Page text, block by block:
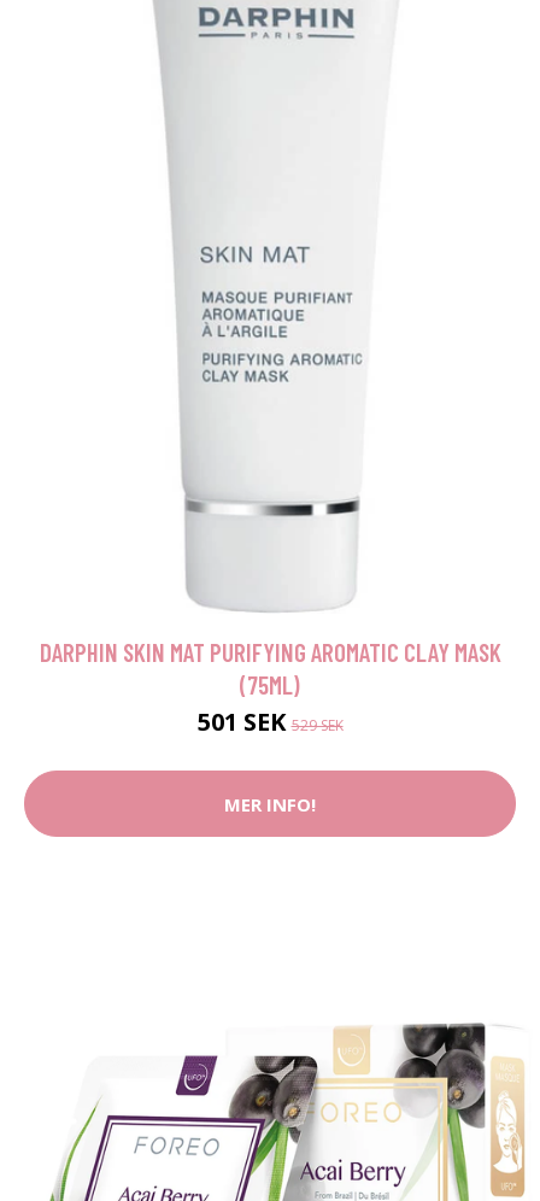
DARPHIN SKIN MAT PURIFYING AROMATIC CLAY MASK
(75ML)
501 SEK529 SEK
MER INFO!